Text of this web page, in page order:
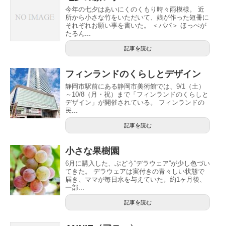
今年の七夕はあいにくのくもり時々雨模様。 近
所から小さな竹をいただいて、娘が作った短冊に
それぞれお願い事を書いた。 ＜パパ＞ ほっぺが
たるん...
記事を読む
フィンランドのくらしとデザイン
静岡市駅前にある静岡市美術館では、9/1（土）
～10/8（月・祝）まで「フィンランドのくらしと
デザイン」が開催されている。 フィンランドの
民...
記事を読む
小さな果樹園
6月に購入した、ぶどう“デラウェア”が少し色づい
てきた。 デラウェアは実付きの青々しい状態で
届き、ママが毎日水を与えていた。約1ヶ月後、
一部...
記事を読む